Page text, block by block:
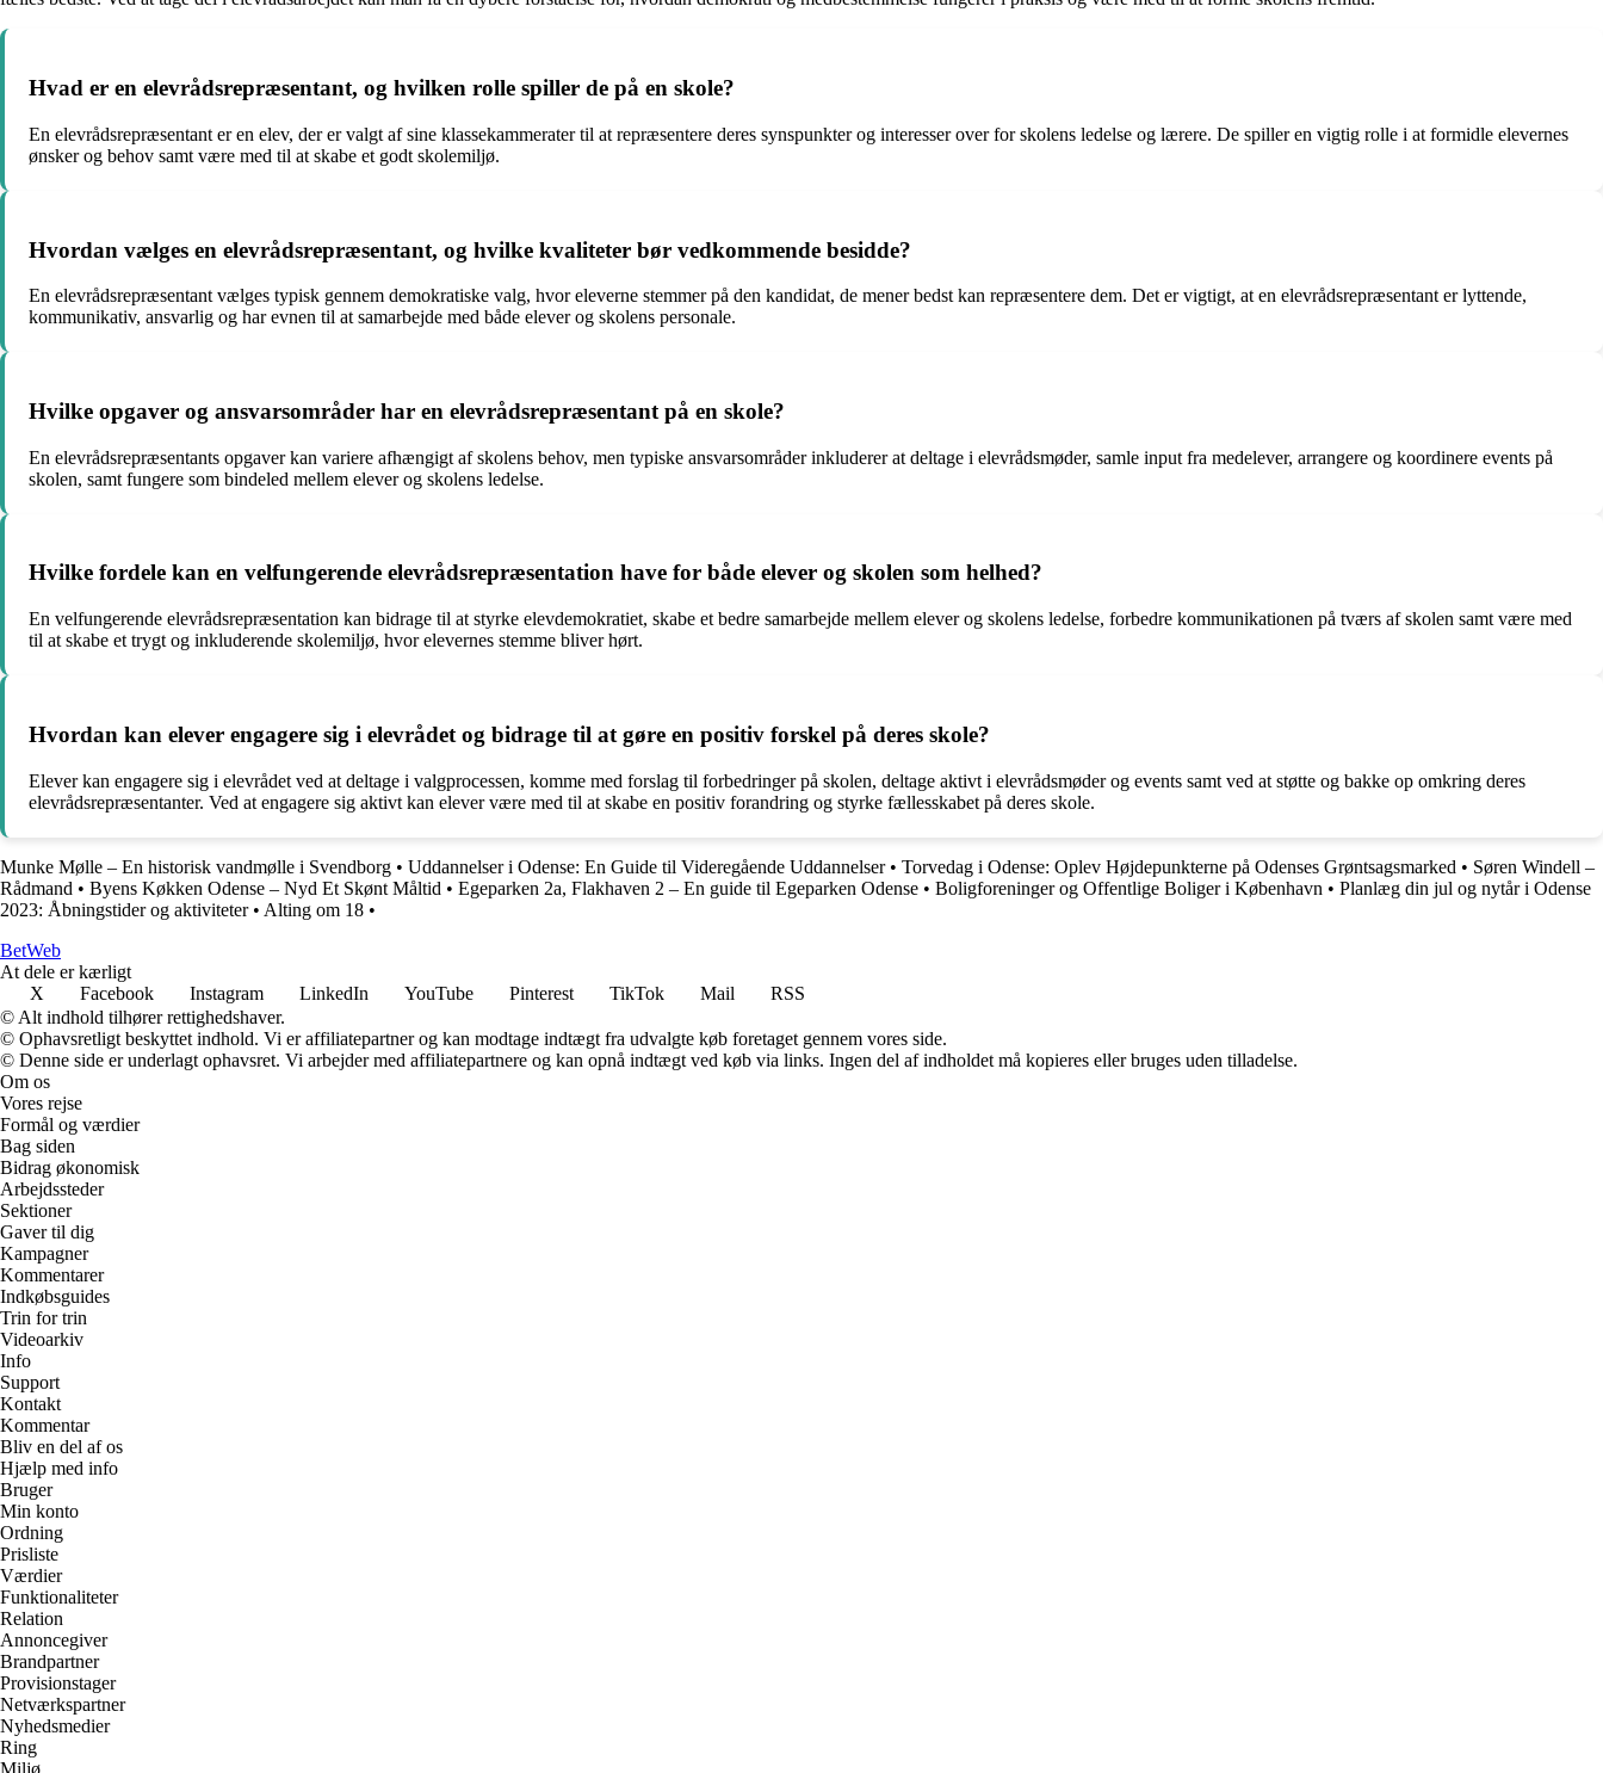
Hvad er en elevrådsrepræsentant, og hvilken rolle spiller de på en skole?
En elevrådsrepræsentant er en elev, der er valgt af sine klassekammerater til at repræsentere deres synspunkter og interesser over for skolens ledelse og lærere. De spiller en vigtig rolle i at formidle elevernes
ønsker og behov samt være med til at skabe et godt skolemiljø.
Hvordan vælges en elevrådsrepræsentant, og hvilke kvaliteter bør vedkommende besidde?
En elevrådsrepræsentant vælges typisk gennem demokratiske valg, hvor eleverne stemmer på den kandidat, de mener bedst kan repræsentere dem. Det er vigtigt, at en elevrådsrepræsentant er lyttende,
kommunikativ, ansvarlig og har evnen til at samarbejde med både elever og skolens personale.
Hvilke opgaver og ansvarsområder har en elevrådsrepræsentant på en skole?
En elevrådsrepræsentants opgaver kan variere afhængigt af skolens behov, men typiske ansvarsområder inkluderer at deltage i elevrådsmøder, samle input fra medelever, arrangere og koordinere events på
skolen, samt fungere som bindeled mellem elever og skolens ledelse.
Hvilke fordele kan en velfungerende elevrådsrepræsentation have for både elever og skolen som helhed?
En velfungerende elevrådsrepræsentation kan bidrage til at styrke elevdemokratiet, skabe et bedre samarbejde mellem elever og skolens ledelse, forbedre kommunikationen på tværs af skolen samt være med
til at skabe et trygt og inkluderende skolemiljø, hvor elevernes stemme bliver hørt.
Hvordan kan elever engagere sig i elevrådet og bidrage til at gøre en positiv forskel på deres skole?
Elever kan engagere sig i elevrådet ved at deltage i valgprocessen, komme med forslag til forbedringer på skolen, deltage aktivt i elevrådsmøder og events samt ved at støtte og bakke op omkring deres
elevrådsrepræsentanter. Ved at engagere sig aktivt kan elever være med til at skabe en positiv forandring og styrke fællesskabet på deres skole.
Munke Mølle – En historisk vandmølle i Svendborg • Uddannelser i Odense: En Guide til Videregående Uddannelser• Torvedag i Odense: Oplev Højdepunkterne på Odenses Grøntsagsmarked • Søren Windell –
Rådmand • Byens Køkken Odense – Nyd Et Skønt Måltid • Egeparken 2a, Flakhaven 2 – En guide til Egeparken Odense • Boligforeninger og Offentlige Boliger i København • Planlæg din jul og nytår i Odense
2023: Åbningstider og aktiviteter• Alting om 18 •
BetWeb
At dele er kærligt
X
Facebook Instagram LinkedIn YouTube Pinterest TikTok Mail
RSS
© Alt indhold tilhører rettighedshaver.
© Ophavsretligt beskyttet indhold. Vi er affiliatepartner og kan modtage indtægt fra udvalgte køb foretaget gennem vores side.
© Denne side er underlagt ophavsret. Vi arbejder med affiliatepartnere og kan opnå indtægt ved køb via links. Ingen del af indholdet må kopieres eller bruges uden tilladelse.
Om os
Vores rejse
Formål og værdier
Bag siden
Bidrag økonomisk
Arbejdssteder
Sektioner
Gaver til dig
Kampagner
Kommentarer
Indkøbsguides
Trin for trin
Videoarkiv
Info
Support
Kontakt
Kommentar
Bliv en del af os
Hjælp med info
Bruger
Min konto
Ordning
Prisliste
Værdier
Funktionaliteter
Relation
Annoncegiver
Brandpartner
Provisionstager
Netværkspartner
Nyhedsmedier
Ring
Miljø